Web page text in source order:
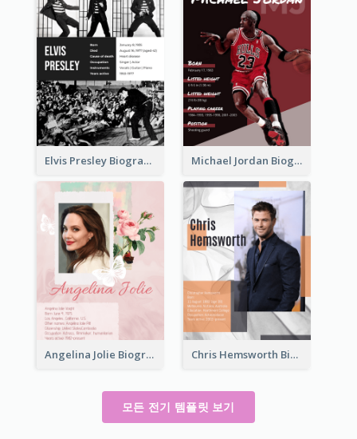
Elvis Presley Biography Michael Jordan Biography
Angelina Jolie Biography Chris Hemsworth Biography
모든 전기 템플릿 보기